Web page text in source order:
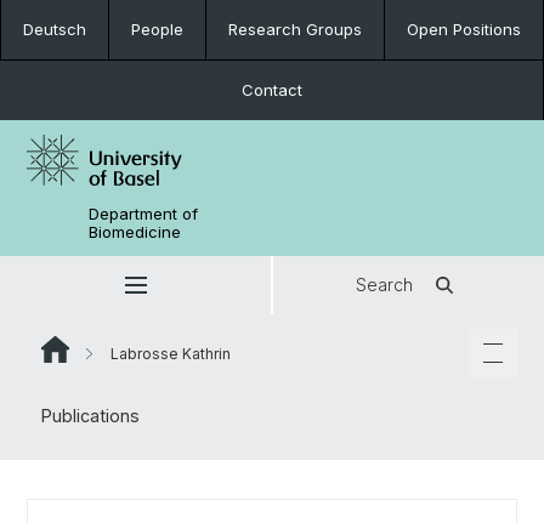
Deutsch People Research Groups Open Positions
Contact
Department of
Biomedicine
Search
Labrosse Kathrin
Publications